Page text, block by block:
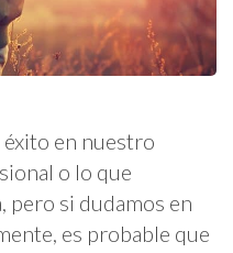
éxito en nuestro
o lo que
pero si dudamos en
es probable que